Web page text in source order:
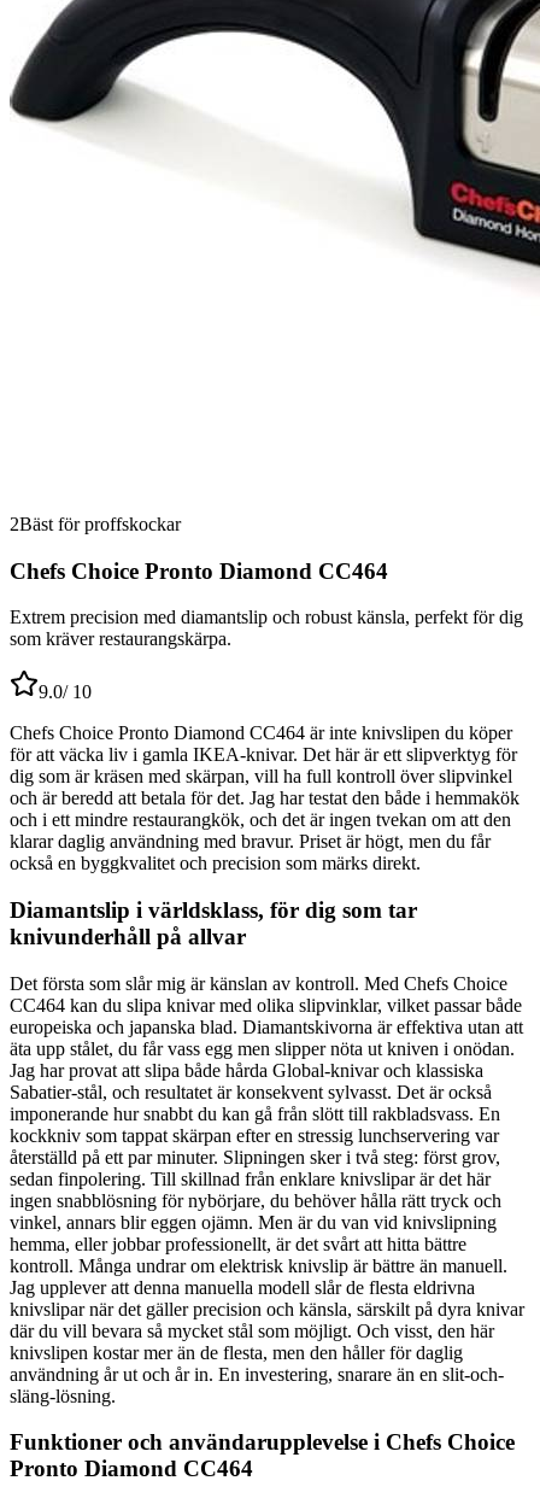
2Bäst för proffskockar
Chefs Choice Pronto Diamond CC464
Extrem precision med diamantslip och robust känsla, perfekt för dig
som kräver restaurangskärpa.
9.0/ 10
Chefs Choice Pronto Diamond CC464 är inte knivslipen du köper
för att väcka liv i gamla IKEA-knivar. Det här är ett slipverktyg för
dig som är kräsen med skärpan, vill ha full kontroll över slipvinkel
och är beredd att betala för det. Jag har testat den både i hemmakök
och i ett mindre restaurangkök, och det är ingen tvekan om att den
klarar daglig användning med bravur. Priset är högt, men du får
också en byggkvalitet och precision som märks direkt.
Diamantslip i världsklass, för dig som tar
knivunderhåll på allvar
Det första som slår mig är känslan av kontroll. Med Chefs Choice
CC464 kan du slipa knivar med olika slipvinklar, vilket passar både
europeiska och japanska blad. Diamantskivorna är effektiva utan att
äta upp stålet, du får vass egg men slipper nöta ut kniven i onödan.
Jag har provat att slipa både hårda Global-knivar och klassiska
Sabatier-stål, och resultatet är konsekvent sylvasst. Det är också
imponerande hur snabbt du kan gå från slött till rakbladsvass. En
kockkniv som tappat skärpan efter en stressig lunchservering var
återställd på ett par minuter. Slipningen sker i två steg: först grov,
sedan finpolering. Till skillnad från enklare knivslipar är det här
ingen snabblösning för nybörjare, du behöver hålla rätt tryck och
vinkel, annars blir eggen ojämn. Men är du van vid knivslipning
hemma, eller jobbar professionellt, är det svårt att hitta bättre
kontroll. Många undrar om elektrisk knivslip är bättre än manuell.
Jag upplever att denna manuella modell slår de flesta eldrivna
knivslipar när det gäller precision och känsla, särskilt på dyra knivar
där du vill bevara så mycket stål som möjligt. Och visst, den här
knivslipen kostar mer än de flesta, men den håller för daglig
användning år ut och år in. En investering, snarare än en slit-och-
släng-lösning.
Funktioner och användarupplevelse i Chefs Choice
Pronto Diamond CC464